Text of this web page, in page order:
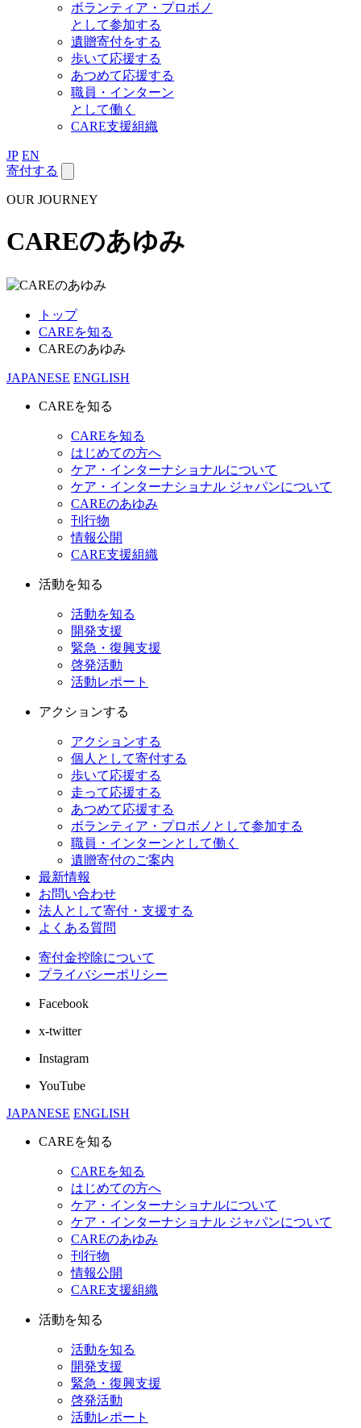
ボランティア・プロボノ
として参加する
遺贈寄付をする
歩いて応援する
あつめて応援する
職員・インターン
として働く
CARE支援組織
JP EN
寄付する
OUR JOURNEY
CAREのあゆみ
トップ
CAREを知る
CAREのあゆみ
JAPANESE ENGLISH
CAREを知る
CAREを知る
はじめての方へ
ケア・インターナショナルについて
ケア・インターナショナル ジャパンについて
CAREのあゆみ
刊行物
情報公開
CARE支援組織
活動を知る
活動を知る
開発支援
緊急・復興支援
啓発活動
活動レポート
アクションする
アクションする
個人として寄付する
歩いて応援する
走って応援する
あつめて応援する
ボランティア・プロボノとして参加する
職員・インターンとして働く
遺贈寄付のご案内
最新情報
お問い合わせ
法人として寄付・支援する
よくある質問
寄付金控除について
プライバシーポリシー
Facebook
x-twitter
Instagram
YouTube
JAPANESE ENGLISH
CAREを知る
CAREを知る
はじめての方へ
ケア・インターナショナルについて
ケア・インターナショナル ジャパンについて
CAREのあゆみ
刊行物
情報公開
CARE支援組織
活動を知る
活動を知る
開発支援
緊急・復興支援
啓発活動
活動レポート